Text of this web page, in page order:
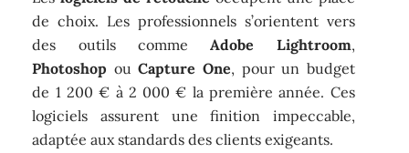
de choix. Les professionnels s’orientent vers
des outils commeAdobe Lightroom,
Photoshop ouCapture One, pour un budget
de 1 200 € à 2 000 € la première année. Ces
logiciels assurent une finition impeccable,
adaptée aux standards des clients exigeants.